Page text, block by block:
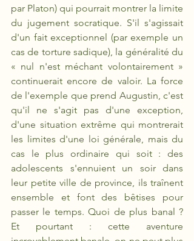
par Platon) qui pourrait montrer la limite
du jugement socratique. S'il s'agissait
d'un fait exceptionnel (par exemple un
cas de torture sadique), la généralité du
« nul n'est méchant volontairement »
continuerait encore de valoir. La force
de l'exemple que prend Augustin, c'est
qu'il ne s'agit pas d'une exception,
d'une situation extrême qui montrerait
les limites d'une loi générale, mais du
cas le plus ordinaire qui soit : des
adolescents s'ennuient un soir dans
leur petite ville de province, ils traînent
ensemble et font des bêtises pour
passer le temps. Quoi de plus banal ?
Et pourtant : cette aventure